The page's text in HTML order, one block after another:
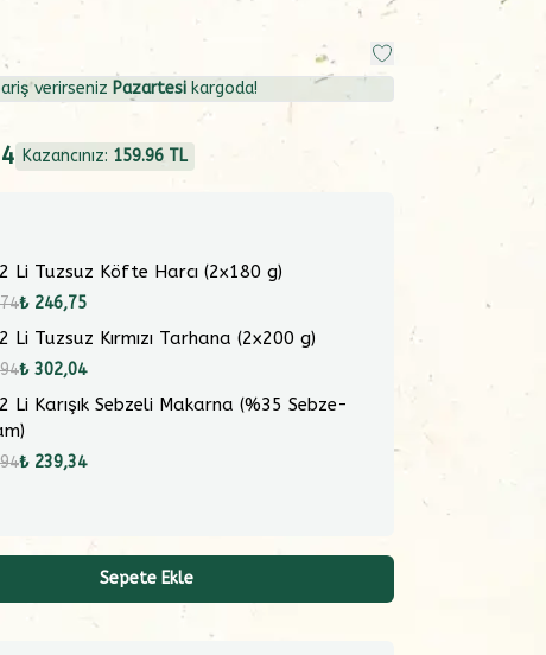
verirseniz Pazartesi kargoda!
Kazancınız: 159.96 TL
Li Tuzsuz Köfte Harcı (2x180 g)
₺ 246,75
Li Tuzsuz Kırmızı Tarhana (2x200 g)
₺ 302,04
Li Karışık Sebzeli Makarna (%35 Sebze-
₺ 239,34
Sepete Ekle